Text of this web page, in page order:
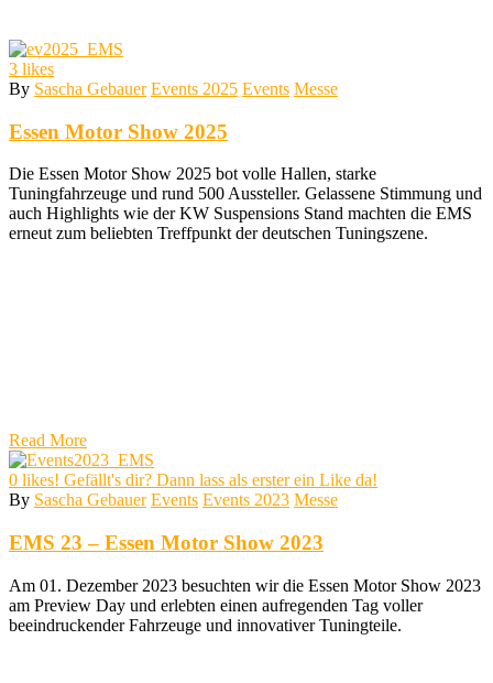
3 likes
By Sascha Gebauer Events 2025 Events Messe
Essen Motor Show 2025
Die Essen Motor Show 2025 bot volle Hallen, starke
Tuningfahrzeuge und rund 500 Aussteller. Gelassene Stimmung und
auch Highlights wie der KW Suspensions Stand machten die EMS
erneut zum beliebten Treffpunkt der deutschen Tuningszene.
Read More
0 likes! Gefällt's dir? Dann lass als erster ein Like da!
By Sascha Gebauer Events Events 2023 Messe
EMS 23 – Essen Motor Show 2023
Am 01. Dezember 2023 besuchten wir die Essen Motor Show 2023
am Preview Day und erlebten einen aufregenden Tag voller
beeindruckender Fahrzeuge und innovativer Tuningteile.